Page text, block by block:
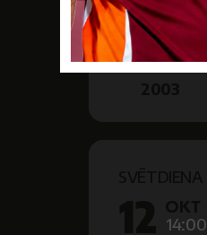
SESTDIENA
4 OKT
15:00
14:00